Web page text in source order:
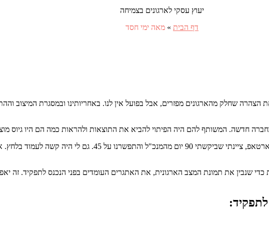
יעוץ עסקי לארגונים בצמיחה
דף הבית » מאה ימי חסד
ימי חסד כפי שמומלץ? מניסיוני זאת הצהרה שחלק מהארגונים מפזרים, אבל בפועל אין לנו. באחריותינו
חדשה. המשותף להם היה הפיתוי להביא את התוצאות ולהראות כמה הם היו גיוס
על כניסה שלי, בעבר, לתפקיד כסמנכ"לית משאבי אנוש בסטארטאפ,
שנבין את תמונת המצב הארגונית, את האתגרים העומדים בפני הנכנס לתפקיד. זה